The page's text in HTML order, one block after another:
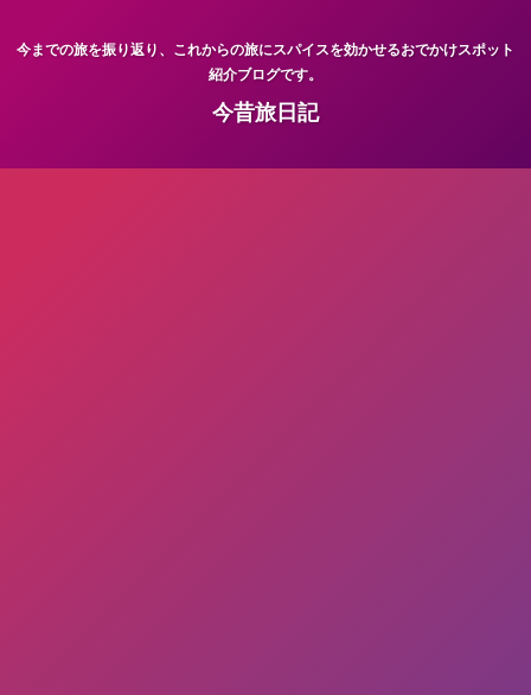
今までの旅を振り返り、これからの旅にスパイスを効かせるおでかけスポット
紹介ブログです。
今昔旅日記